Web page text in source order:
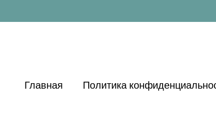
Главная Политика